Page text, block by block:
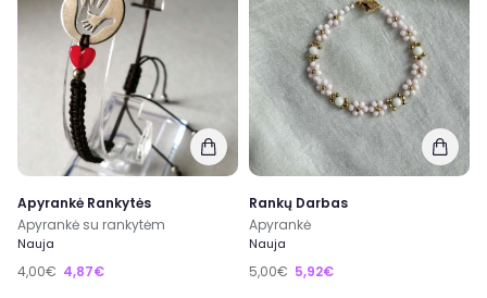
Apyrankė Rankytės
Apyrankė su rankytėm
Nauja
4,00€ 4,87€
Rankų Darbas
Apyrankė
Nauja
5,00€ 5,92€